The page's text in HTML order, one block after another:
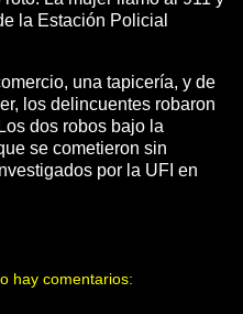
la Estación Policial
una tapicería, y de
los delincuentes robaron
dos robos bajo la
se cometieron sin
por la UFI en
hay comentarios: